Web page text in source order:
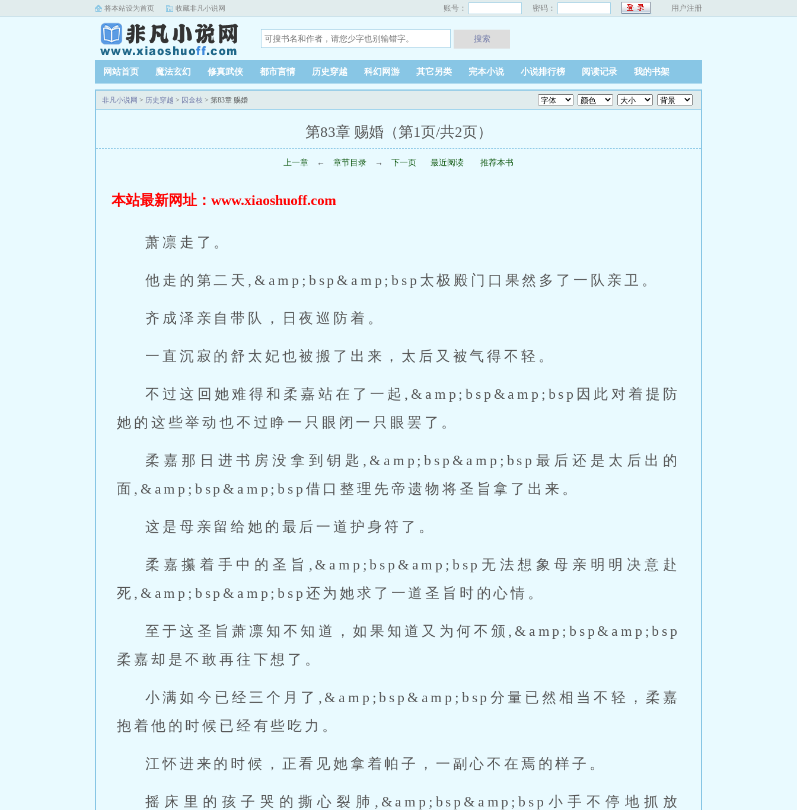
将本站设为首页 收藏非凡小说网 账号： 密码： 用户注册
搜索
网站首页 魔法玄幻 修真武侠 都市言情 历史穿越 科幻网游 其它另类 完本小说 小说排行榜 阅读记录 我的书架
非凡小说网 > 历史穿越 > 囚金枝 > 第83章 赐婚
第83章 赐婚（第1页/共2页）
上一章 ← 章节目录 → 下一页 最近阅读 推荐本书
本站最新网址：www.xiaoshuoff.com
萧凛走了。
他走的第二天,&amp;bsp&amp;bsp太极殿门口果然多了一队亲卫。
齐成泽亲自带队，日夜巡防着。
一直沉寂的舒太妃也被搬了出来，太后又被气得不轻。
不过这回她难得和柔嘉站在了一起,&amp;bsp&amp;bsp因此对着提防
她的这些举动也不过睁一只眼闭一只眼罢了。
柔嘉那日进书房没拿到钥匙,&amp;bsp&amp;bsp最后还是太后出的
面,&amp;bsp&amp;bsp借口整理先帝遗物将圣旨拿了出来。
这是母亲留给她的最后一道护身符了。
柔嘉攥着手中的圣旨,&amp;bsp&amp;bsp无法想象母亲明明决意赴
死,&amp;bsp&amp;bsp还为她求了一道圣旨时的心情。
至于这圣旨萧凛知不知道，如果知道又为何不颁,&amp;bsp&amp;bsp
柔嘉却是不敢再往下想了。
小满如今已经三个月了,&amp;bsp&amp;bsp分量已然相当不轻，柔嘉
抱着他的时候已经有些吃力。
江怀进来的时候，正看见她拿着帕子，一副心不在焉的样子。
摇床里的孩子哭的撕心裂肺,&amp;bsp&amp;bsp小手不停地抓放